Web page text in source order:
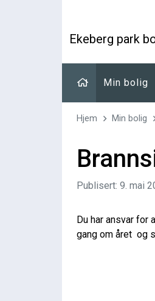
Ekeberg park
Min bolig
Hjem Min bolig
Publisert: 9. mai
Du har ansvar for
gang om året og